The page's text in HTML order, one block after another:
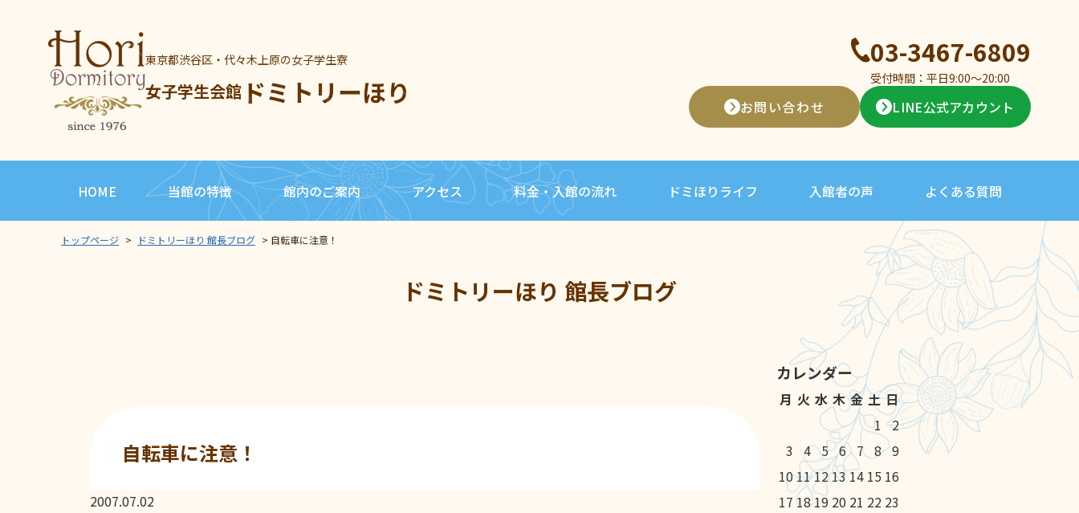
東京都渋谷区・代々木上原の女子学生寮
女子学生会館 ドミトリーほり
03-3467-6809
受付時間：平日9:00〜20:00
お問い合わせ LINE公式アカウント
HOME 当館の特徴 館内のご案内 アクセス 料金・入館の流れ ドミほりライフ 入館者の声 よくある質問
トップページ > ドミトリーほり 館長ブログ > 自転車に注意！
ドミトリーほり 館長ブログ
自転車に注意！
2007.07.02
カレンダー
月 火 水 木 金 土 日
1
2
3 4 5 6 7 8 9
1011121314 15 16
17 18 19 20 21 22 23